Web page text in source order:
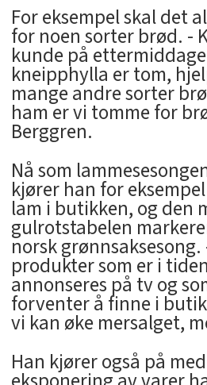
For eksempel skal det
for noen sorter brød. -
kunde på
kneipphylla er tom,
mange andre sorter
ham er vi tomme for
Berggren.
Nå som
kjører han for
lam i butikken, og den
gulrotstabelen
norsk
produkter som er i
annonseres på tv og
forventer å finne i
vi kan øke mersalget,
Han kjører også på